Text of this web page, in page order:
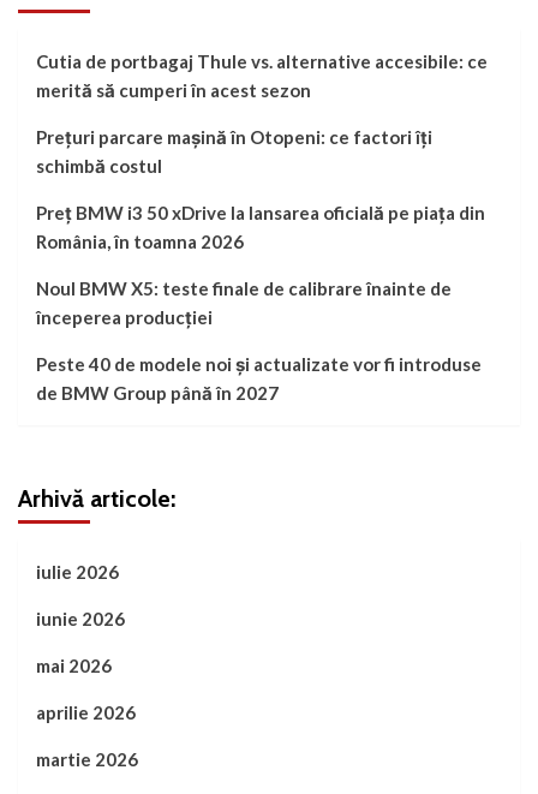
Cutia de portbagaj Thule vs. alternative accesibile: ce
merită să cumperi în acest sezon
Prețuri parcare mașină în Otopeni: ce factori îți
schimbă costul
Preț BMW i3 50 xDrive la lansarea oficială pe piața din
România, în toamna 2026
Noul BMW X5: teste finale de calibrare înainte de
începerea producției
Peste 40 de modele noi și actualizate vor fi introduse
de BMW Group până în 2027
Arhivă articole:
iulie 2026
iunie 2026
mai 2026
aprilie 2026
martie 2026